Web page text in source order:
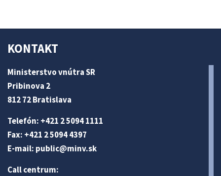
KONTAKT
Ministerstvo vnútra SR
Pribinova 2
812 72 Bratislava
Telefón: +421 2 5094 1111
Fax: +421 2 5094 4397
E-mail: public@minv.sk
Call centrum: